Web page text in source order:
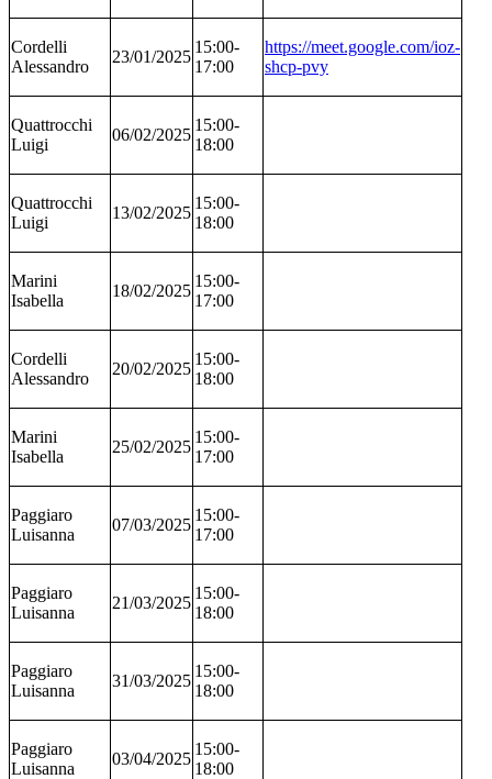
Cordelli
Alessandro
23/01/2025
15:00-
17:00
https://meet.google.com/ioz-
shcp-pvy
Quattrocchi
Luigi
06/02/2025
15:00-
18:00
Quattrocchi
Luigi
13/02/2025
15:00-
18:00
Marini
Isabella
18/02/2025
15:00-
17:00
Cordelli
Alessandro
20/02/2025
15:00-
18:00
Marini
Isabella
25/02/2025
15:00-
17:00
Paggiaro
Luisanna
07/03/2025
15:00-
17:00
Paggiaro
Luisanna
21/03/2025
15:00-
18:00
Paggiaro
Luisanna
31/03/2025
15:00-
18:00
Paggiaro
Luisanna
03/04/2025
15:00-
18:00